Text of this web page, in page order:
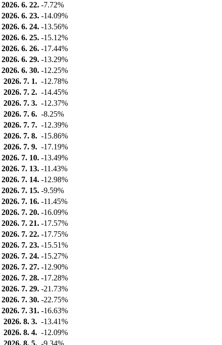
2026. 6. 22. -7.72%
2026. 6. 23. -14.09%
2026. 6. 24. -13.56%
2026. 6. 25. -15.12%
2026. 6. 26. -17.44%
2026. 6. 29. -13.29%
2026. 6. 30. -12.25%
2026. 7. 1. -12.78%
2026. 7. 2. -14.45%
2026. 7. 3. -12.37%
2026. 7. 6. -8.25%
2026. 7. 7. -12.39%
2026. 7. 8. -15.86%
2026. 7. 9. -17.19%
2026. 7. 10. -13.49%
2026. 7. 13. -11.43%
2026. 7. 14. -12.98%
2026. 7. 15. -9.59%
2026. 7. 16. -11.45%
2026. 7. 20. -16.09%
2026. 7. 21. -17.57%
2026. 7. 22. -17.75%
2026. 7. 23. -15.51%
2026. 7. 24. -15.27%
2026. 7. 27. -12.90%
2026. 7. 28. -17.28%
2026. 7. 29. -21.73%
2026. 7. 30. -22.75%
2026. 7. 31. -16.63%
2026. 8. 3. -13.41%
2026. 8. 4. -12.09%
2026. 8. 5. -9.34%